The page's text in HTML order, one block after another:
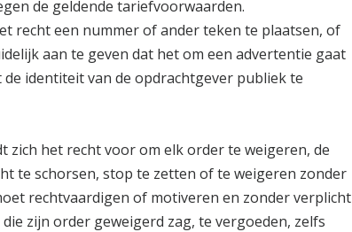
de geldende tariefvoorwaarden.
recht een nummer of ander teken te plaatsen, of
aan te geven dat het om een advertentie gaat
identiteit van de opdrachtgever publiek te
zich het recht voor om elk order te weigeren, de
te schorsen, stop te zetten of te weigeren zonder
rechtvaardigen of motiveren en zonder verplicht
zijn order geweigerd zag, te vergoeden, zelfs